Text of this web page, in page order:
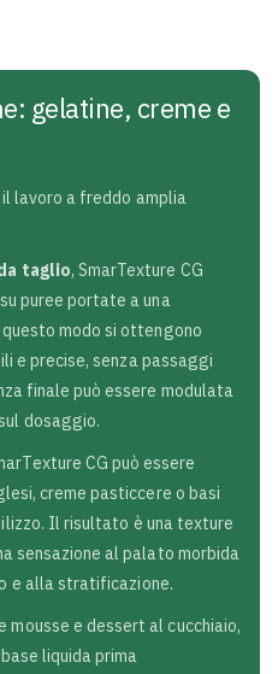
gelatine, creme e
lavoro a freddo amplia
taglio, SmarTexture CG
puree portate a una
modo si ottengono
e precise, senza passaggi
finale può essere modulata
dosaggio.
CG può essere
creme pasticcere o basi
Il risultato è una texture
sensazione al palato morbida
e alla stratificazione.
mousse e dessert al cucchiaio,
liquida prima